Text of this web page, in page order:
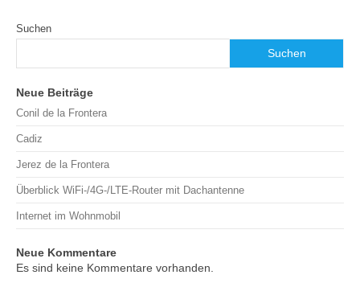
Suchen
Suchen
Neue Beiträge
Conil de la Frontera
Cadiz
Jerez de la Frontera
Überblick WiFi-/4G-/LTE-Router mit Dachantenne
Internet im Wohnmobil
Neue Kommentare
Es sind keine Kommentare vorhanden.